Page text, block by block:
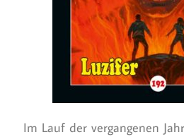
Im Lauf der vergangenen